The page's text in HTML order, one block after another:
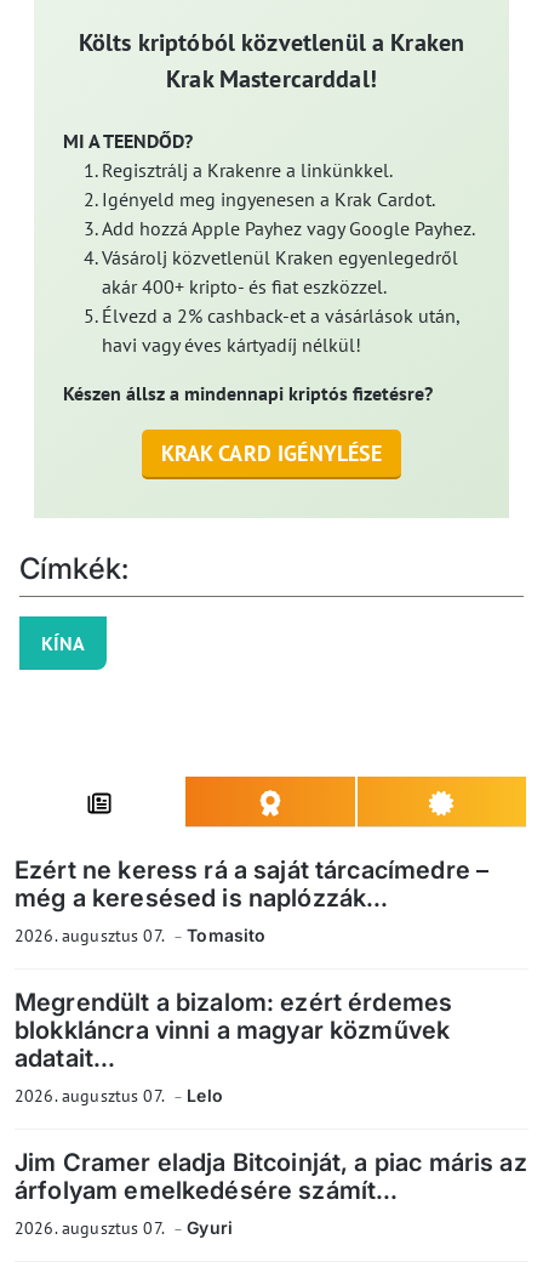
Költs kriptóból közvetlenül a Kraken
Krak Mastercarddal!
MI A TEENDŐD?
Regisztrálj a Krakenre a linkünkkel.
Igényeld meg ingyenesen a Krak Cardot.
Add hozzá Apple Payhez vagy Google Payhez.
Vásárolj közvetlenül Kraken egyenlegedről
akár 400+ kripto- és fiat eszközzel.
Élvezd a 2% cashback-et a vásárlások után,
havi vagy éves kártyadíj nélkül!
Készen állsz a mindennapi kriptós fizetésre?
KRAK CARD IGÉNYLÉSE
Címkék:
KÍNA
Ezért ne keress rá a saját tárcacímedre –
még a keresésed is naplózzák...
2026. augusztus 07. Tomasito
Megrendült a bizalom: ezért érdemes
blokkláncra vinni a magyar közművek
adatait...
2026. augusztus 07. Lelo
Jim Cramer eladja Bitcoinját, a piac máris az
árfolyam emelkedésére számít...
2026. augusztus 07. Gyuri